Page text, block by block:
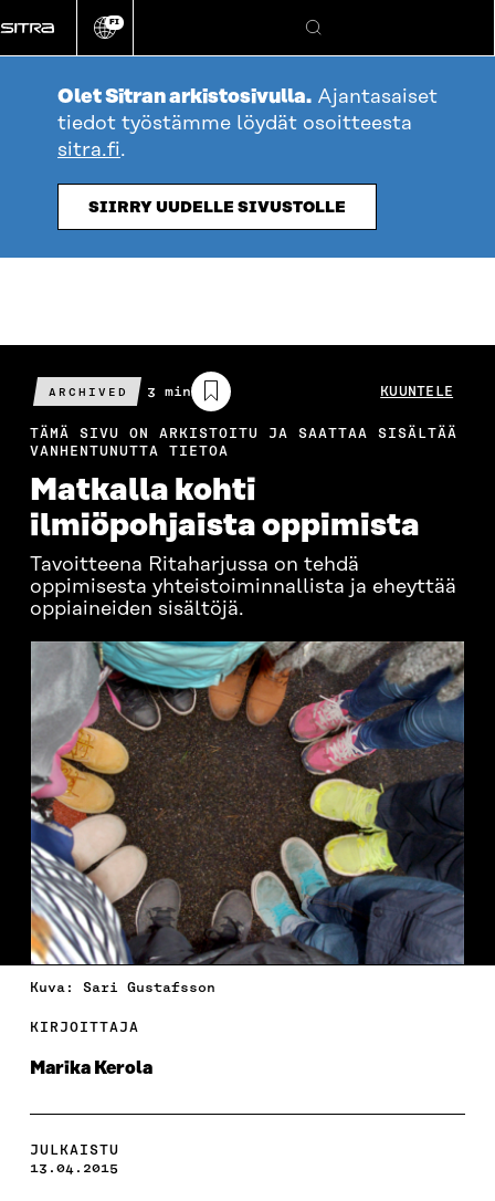
suoraan
sisältöön
Vaihda
kieli
FI
Hae
Olet Sitran arkistosivulla. Ajantasaiset
tiedot työstämme löydät osoitteesta
sitra.fi.
SIIRRY UUDELLE SIVUSTOLLE
ARCHIVED
Arvioitu
lukuaika
3 min KUUNTELE
TÄMÄ SIVU ON ARKISTOITU JA SAATTAA SISÄLTÄÄ
VANHENTUNUTTA TIETOA
Matkalla kohti
ilmiöpohjaista oppimista
Tavoitteena Ritaharjussa on tehdä
oppimisesta yhteistoiminnallista ja eheyttää
oppiaineiden sisältöjä.
Kuva: Sari Gustafsson
KIRJOITTAJA
Marika Kerola
JULKAISTU
13.04.2015